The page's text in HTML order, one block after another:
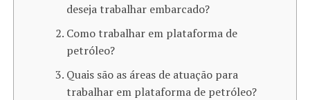
deseja trabalhar embarcado?
Como trabalhar em plataforma de
petróleo​?
Quais são as áreas de atuação para
trabalhar em plataforma de petróleo?